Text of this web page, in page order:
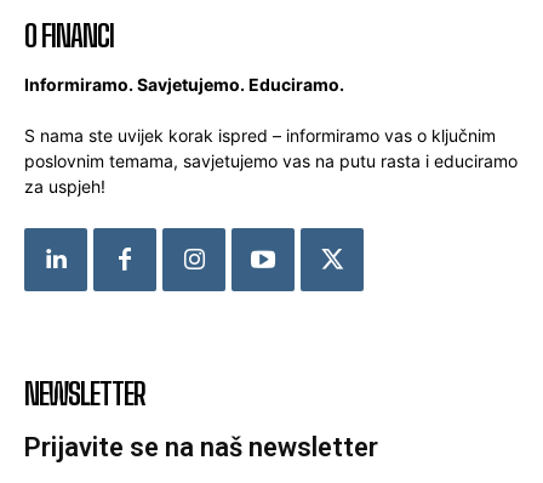
O FINANCI
Informiramo. Savjetujemo. Educiramo.
S nama ste uvijek korak ispred – informiramo vas o ključnim
poslovnim temama, savjetujemo vas na putu rasta i educiramo
za uspjeh!
NEWSLETTER
Prijavite se na naš newsletter